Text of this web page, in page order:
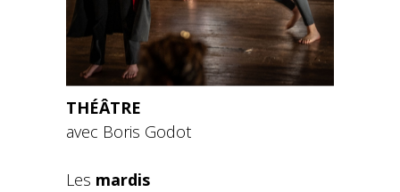
THÉÂTRE
avec Boris Godot
Les mardis